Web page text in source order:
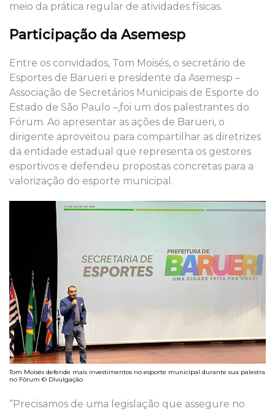
meio da prática regular de atividades físicas.
Participação da Asemesp
Entre os convidados, Tom Moisés, o secretário de
Esportes de Barueri e presidente da Asemesp –
Associação de Secretários Municipais de Esporte do
Estado de São Paulo –,foi um dos palestrantes do
Fórum. Ao apresentar as ações de Barueri, o
dirigente aproveitou para compartilhar as diretrizes
da entidade estadual que representa os gestores
esportivos e defendeu propostas concretas para a
valorização do esporte municipal.
Tom Moisés defende mais investimentos no esporte municipal durante sua palestra
no Fórum © Divulgação
“Precisamos de uma legislação que assegure no